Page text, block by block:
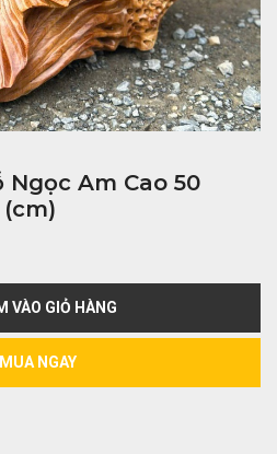
Ngọc Am Cao 50
VÀO GIỎ HÀNG
NGAY